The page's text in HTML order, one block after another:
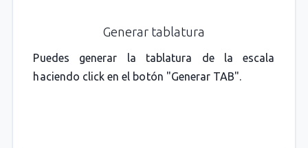
Generar tablatura
Puedes generar la tablatura de la escala
haciendo click en el botón "Generar TAB".